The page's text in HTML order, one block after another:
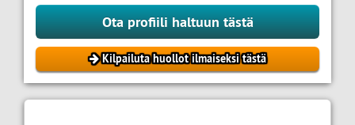
Ota profiili haltuun tästä
Kilpailuta huollot ilmaiseksi tästä